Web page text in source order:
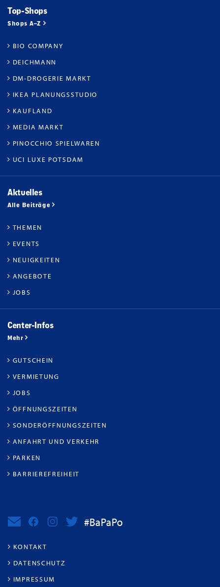
Top-Shops
Shops A–Z
BIO COMPANY
DEICHMANN
DM-DROGERIE MARKT
IKEA PLANUNGSSTUDIO
KAUFLAND
MEDIA MARKT
PINOCCHIO SPIELWAREN
UCI LUXE POTSDAM
Aktuelles
Alle Beiträge
THEMEN
EVENTS
NEUIGKEITEN
ANGEBOTE
JOBS
Center-Infos
Mehr
GUTSCHEIN
VERMIETUNG
JOBS
ÖFFNUNGSZEITEN
SONDERÖFFNUNGSZEITEN
ANFAHRT UND VERKEHR
PARKEN
BARRIEREFREIHEIT
#BaPaPo
KONTAKT
DATENSCHUTZ
IMPRESSUM